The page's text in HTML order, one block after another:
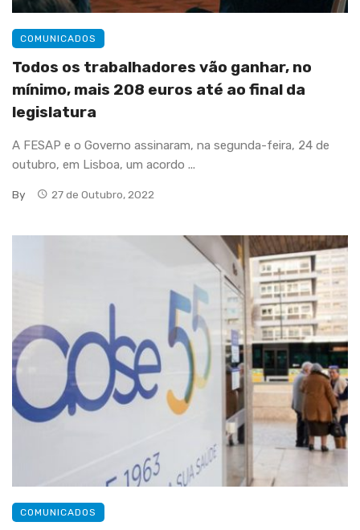
COMUNICADOS
Todos os trabalhadores vão ganhar, no
mínimo, mais 208 euros até ao final da
legislatura
A FESAP e o Governo assinaram, na segunda-feira, 24 de
outubro, em Lisboa, um acordo ...
By 27 de Outubro, 2022
COMUNICADOS